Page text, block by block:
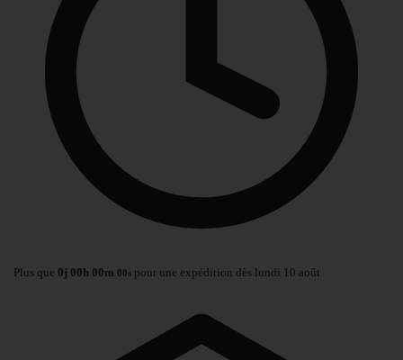
Plus que 0j 00h 00m 00s pour une expédition dès lundi 10 août